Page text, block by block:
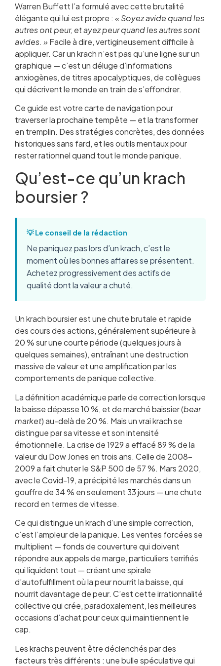
Les erreurs fatales à éviter en période de crise
Côme, Lina et Théophile face au krach
La psychologie de l’investisseur en temps de
crise
Combien et comment investir concrètement ?
Questions fréquentes
Warren Buffett l’a formulé avec cette brutalité
élégante qui lui est propre : « Soyez avide quand les
autres ont peur, et ayez peur quand les autres sont
avides. » Facile à dire, vertigineusement difficile à
appliquer. Car un krach n’est pas qu’une ligne sur un
graphique — c’est un déluge d’informations
anxiogènes, de titres apocalyptiques, de collègues
qui décrivent le monde en train de s’effondrer.
Ce guide est votre carte de navigation pour
traverser la prochaine tempête — et la transformer
en tremplin. Des stratégies concrètes, des données
historiques sans fard, et les outils mentaux pour
rester rationnel quand tout le monde panique.
Qu’est-ce qu’un krach
boursier ?
💡 Le conseil de la rédaction
Ne paniquez pas lors d’un krach, c’est le
moment où les bonnes affaires se présentent.
Achetez progressivement des actifs de
qualité dont la valeur a chuté.
Un krach boursier est une chute brutale et rapide
des cours des actions, généralement supérieure à
20 % sur une courte période (quelques jours à
quelques semaines), entraînant une destruction
massive de valeur et une amplification par les
comportements de panique collective.
La définition académique parle de correction lorsque
la baisse dépasse 10 %, et de marché baissier (bear
market) au-delà de 20 %. Mais un vrai krach se
distingue par sa vitesse et son intensité
émotionnelle. La crise de 1929 a effacé 89 % de la
valeur du Dow Jones en trois ans. Celle de 2008-
2009 a fait chuter le S&P 500 de 57 %. Mars 2020,
avec le Covid-19, a précipité les marchés dans un
gouffre de 34 % en seulement 33 jours — une chute
record en termes de vitesse.
Ce qui distingue un krach d’une simple correction,
c’est l’ampleur de la panique. Les ventes forcées se
multiplient — fonds de couverture qui doivent
répondre aux appels de marge, particuliers terrifiés
qui liquident tout — créant une spirale
d’autofulfillment où la peur nourrit la baisse, qui
nourrit davantage de peur. C’est cette irrationnalité
collective qui crée, paradoxalement, les meilleures
occasions d’achat pour ceux qui maintiennent le
cap.
Les krachs peuvent être déclenchés par des
facteurs très différents : une bulle spéculative qui